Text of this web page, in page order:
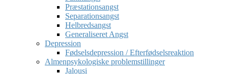
Præstationsangst
Separationsangst
Helbredsangst
Generaliseret Angst
Depression
Fødselsdepression / Efterfødselsreaktion
Almenpsykologiske problemstillinger
Jalousi